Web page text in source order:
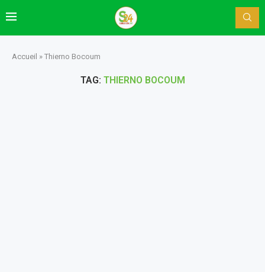
Accueil » Thierno Bocoum
TAG: THIERNO BOCOUM